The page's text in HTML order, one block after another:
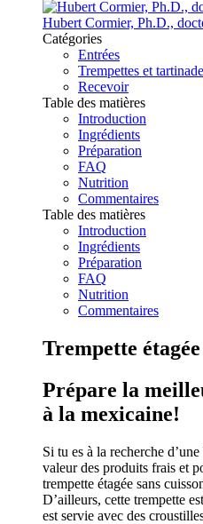
Hubert Cormier, Ph.D.,
Catégories
Entrées
Trempettes et
Recevoir
Table des matières
Introduction
Ingrédients
Préparation
FAQ
Nutrition
Commentaires
Table des matières
Introduction
Ingrédients
Préparation
FAQ
Nutrition
Commentaires
Trempette
Prépare la
à la mexicaine!
Si tu es à la recherche
valeur des produits frais et
trempette étagée sans
D’ailleurs, cette trempette
est servie avec des